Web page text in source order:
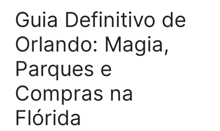
Guia Definitivo de
Orlando: Magia,
Parques e
Compras na
Flórida